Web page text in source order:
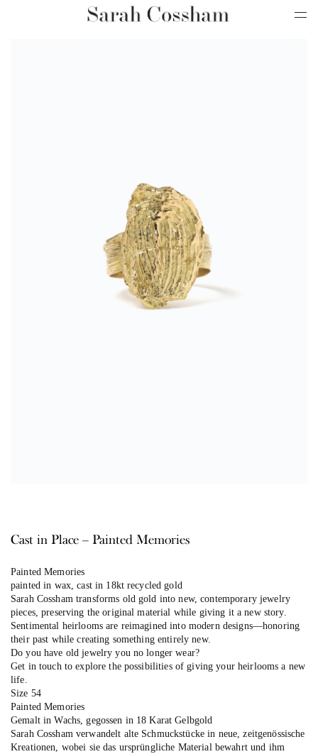
Cast in Place – Painted Memories
Painted Memories
painted in wax, cast in 18kt recycled gold
Sarah Cossham transforms old gold into new, contemporary jewelry
pieces, preserving the original material while giving it a new story.
Sentimental heirlooms are reimagined into modern designs—honoring
their past while creating something entirely new.
Do you have old jewelry you no longer wear?
Get in touch to explore the possibilities of giving your heirlooms a new
life.
Size 54
Painted Memories
Gemalt in Wachs, gegossen in 18 Karat Gelbgold
Sarah Cossham verwandelt alte Schmuckstücke in neue, zeitgenössische
Kreationen, wobei sie das ursprüngliche Material bewahrt und ihm